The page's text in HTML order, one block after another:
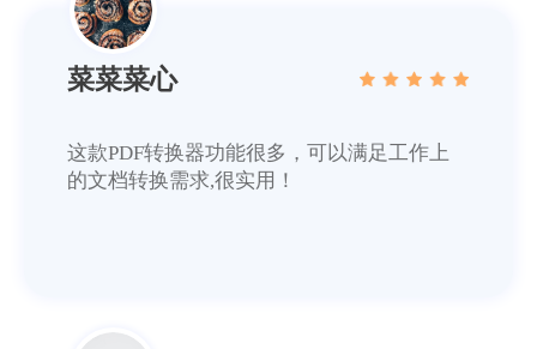
菜菜菜心
这款PDF转换器功能很多，可以满足工作上
的文档转换需求,很实用！